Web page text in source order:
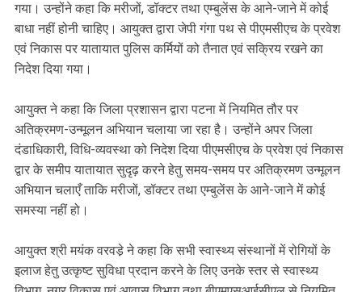
गया। उन्होंने कहा कि मरीजों, डॉक्टर तथा एम्बुलेंस के आने-जाने में कोई
बाधा नहीं होनी चाहिए। आयुक्त द्वारा जेपी गंगा पथ से पीएमसीएच के प्रवेश
एवं निकास पर यातायात पुलिस कर्मियों को तैनात एवं सक्रिय रखने का
निदेश दिया गया।
आयुक्त ने कहा कि जिला प्रशासन द्वारा पटना में नियमित तौर पर
अतिक्रमण-उन्मूलन अभियान चलाया जा रहा है। उन्होंने अपर जिला
दंडाधिकारी, विधि-व्यवस्था को निदेश दिया पीएमसीएच के प्रवेश एवं निकास
द्वार के समीप यातायात सुदृढ़ करने हेतु समय-समय पर अतिक्रमण उन्मूलन
अभियान चलाएँ ताकि मरीजों, डॉक्टर तथा एम्बुलेंस के आने-जाने में कोई
समस्या नहीं हो।
आयुक्त श्री मयंक वरवडे़ ने कहा कि सभी स्वास्थ्य संस्थानों में रोगियों के
इलाज हेतु उत्कृष्ट सुविधा प्रदान करने के लिए उनके स्तर से स्वास्थ्य